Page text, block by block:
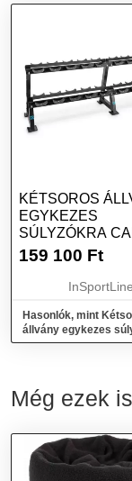
KÉTSOROS
EGYKEZES
SÚLYZÓKRA
SPORTS
159 100 Ft
InSportLine
Hasonlók, mint
állvány egykezes
Capital Sports
Még ezek